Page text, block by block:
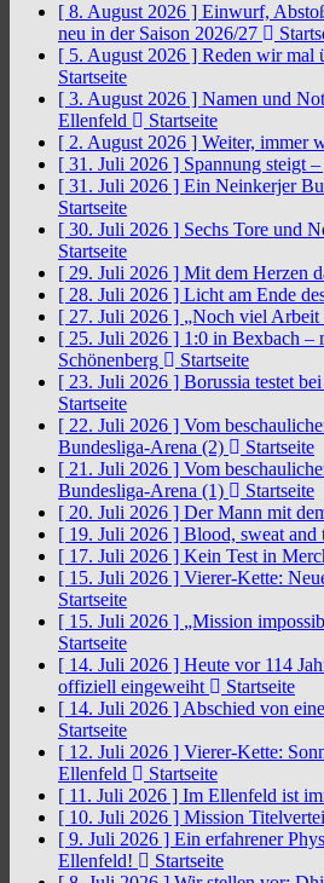
[ 8. August 2026 ] Einwurf,
neu in der Saison 2026/27
[ 5. August 2026 ] Reden wir mal
Startseite
[ 3. August 2026 ] Namen und
Ellenfeld
Startseite
[ 2. August 2026 ] Weiter, immer
[ 31. Juli 2026 ] Spannung steigt
[ 31. Juli 2026 ] Ein Neinkerjer
Startseite
[ 30. Juli 2026 ] Sechs Tore und
Startseite
[ 29. Juli 2026 ] Mit dem Herzen
[ 28. Juli 2026 ] Licht am Ende
[ 27. Juli 2026 ] „Noch viel Arbeit
[ 25. Juli 2026 ] 1:0 in Bexbach –
Schönenberg
Startseite
[ 23. Juli 2026 ] Borussia testet
Startseite
[ 22. Juli 2026 ] Vom
Bundesliga-Arena (2)
Startseite
[ 21. Juli 2026 ] Vom
Bundesliga-Arena (1)
Startseite
[ 20. Juli 2026 ] Der Mann mit
[ 19. Juli 2026 ] Blood, sweat and
[ 17. Juli 2026 ] Kein Test in
[ 15. Juli 2026 ] Vierer-Kette:
Startseite
[ 15. Juli 2026 ] „Mission
Startseite
[ 14. Juli 2026 ] Heute vor 114
offiziell eingeweiht
Startseite
[ 14. Juli 2026 ] Abschied von
Startseite
[ 12. Juli 2026 ] Vierer-Kette:
Ellenfeld
Startseite
[ 11. Juli 2026 ] Im Ellenfeld ist
[ 10. Juli 2026 ] Mission
[ 9. Juli 2026 ] Ein erfahrener
Ellenfeld!
Startseite